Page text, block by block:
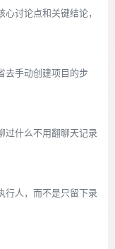
讨论点和关键结论，
去手动创建项目的步
过什么不用翻聊天记录
行人，而不是只留下录